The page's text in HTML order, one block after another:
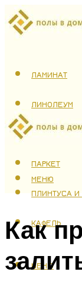
ЛАМИНАТ
ЛИНОЛЕУМ
ТЕПЛЫЙ ПОЛ
ПАРКЕТ
ПЛИНТУСА И
КАФЕЛЬ
МЕНЮ
МЕНЮ
Как